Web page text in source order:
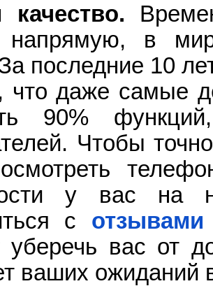
напрямую, в
последние 10
что даже самые
90%
Чтобы
у вас на
с
уберечь вас от
ваших ожиданий